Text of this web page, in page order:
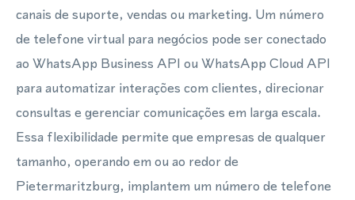
canais de suporte, vendas ou marketing. Um número
de telefone virtual para negócios pode ser conectado
ao WhatsApp Business API ou WhatsApp Cloud API
para automatizar interações com clientes, direcionar
consultas e gerenciar comunicações em larga escala.
Essa flexibilidade permite que empresas de qualquer
tamanho, operando em ou ao redor de
Pietermaritzburg, implantem um número de telefone